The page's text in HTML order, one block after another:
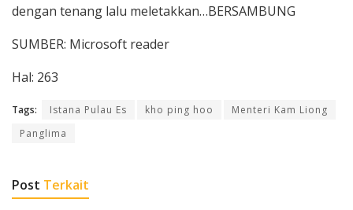
dengan tenang lalu meletakkan…BERSAMBUNG
SUMBER: Microsoft reader
Hal: 263
Tags: Istana Pulau Es kho ping hoo
Menteri Kam Liong
Panglima
Post Terkait